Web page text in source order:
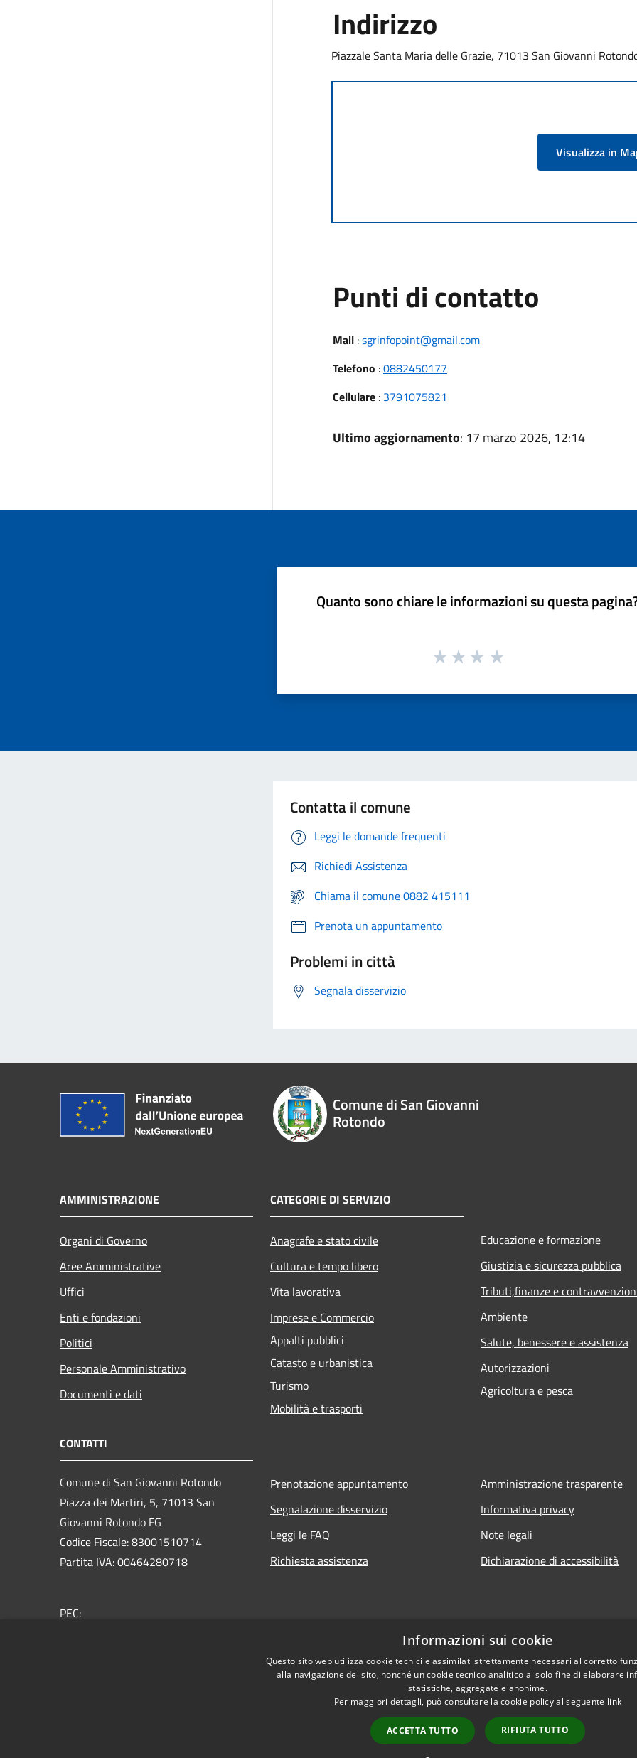
Indirizzo
Piazzale Santa Maria delle Grazie, 71013 San Giovanni
Visualizza in
Punti di contatto
Mail:sgrinfopoint@gmail.com
Telefono :0882450177
Cellulare: 3791075821
Ultimo aggiornamento: 17 marzo 2026, 12:14
Quanto sono chiare le informazioni su questa
Contatta il comune
Leggi le domande frequenti
Richiedi Assistenza
Chiama il comune 0882 415111
Prenota un appuntamento
Problemi in città
Segnala disservizio
Comune di San Giovanni
Rotondo
AMMINISTRAZIONE
Organi di Governo
Aree Amministrative
Uffici
Enti e fondazioni
Politici
Personale Amministrativo
Documenti e dati
CATEGORIE DI SERVIZIO
Anagrafe e stato civile
Cultura e tempo libero
Vita lavorativa
Imprese e Commercio
Appalti pubblici
Catasto e urbanistica
Turismo
Mobilità e trasporti
Educazione e formazione
Giustizia e sicurezza pubblica
Tributi,finanze e
Ambiente
Salute, benessere e assistenza
Autorizzazioni
Agricoltura e pesca
CONTATTI
Comune di San Giovanni Rotondo
Piazza dei Martiri, 5, 71013 San
Giovanni Rotondo FG
Codice Fiscale: 83001510714
Partita IVA: 00464280718
PEC:
Prenotazione appuntamento
Segnalazione disservizio
Leggi le FAQ
Richiesta assistenza
Amministrazione trasparente
Informativa privacy
Note legali
Dichiarazione di accessibilità
Intranet Copyright © 2026 • Comune di
Informazioni sui cookie
Questo sito web utilizza cookie tecnici e assimilati strettamente necessari al corretto
alla navigazione del sito, nonché un cookie tecnico analitico al solo fine di elaborare
statistiche, aggregate e anonime.
Per maggiori dettagli, può consultare la cookie policy al seguente link
ACCETTA TUTTO RIFIUTA TUTTO